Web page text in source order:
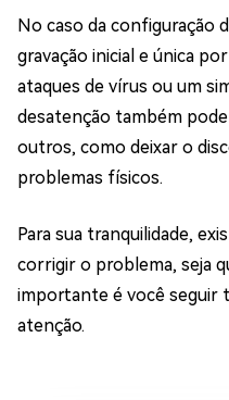
No caso da configuração
gravação inicial e única
ataques de vírus ou um
desatenção também
outros, como deixar o
problemas físicos.
Para sua tranquilidade,
corrigir o problema, seja
importante é você seguir
atenção.